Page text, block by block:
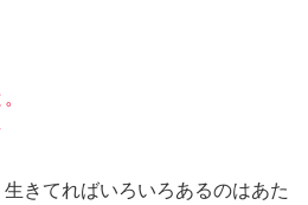
きてればいろいろあるのはあた